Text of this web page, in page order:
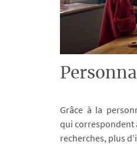
Grâce à la
qui correspondent
recherches, plus